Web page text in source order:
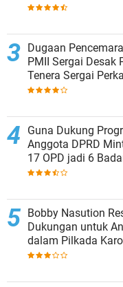
Dugaan
PMII Sergai Desak
Tenera Sergai
Melanggar
Guna Dukung
Anggota DPRD
17 OPD jadi 6
Bobby Nasution
Dukungan untuk
dalam Pilkada